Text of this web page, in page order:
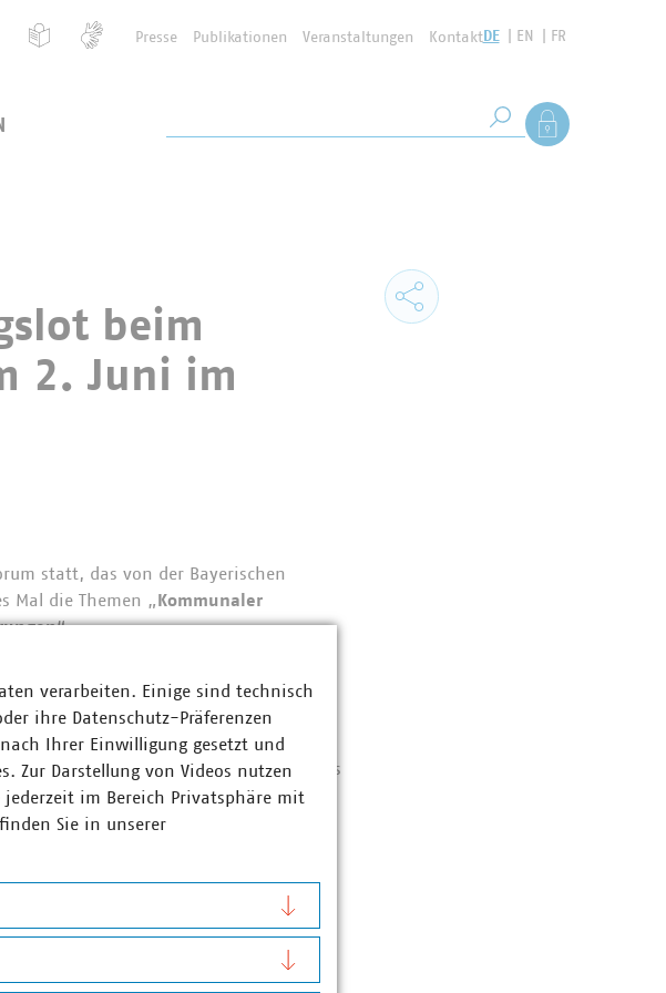
Presse Publikationen Veranstaltungen KontaktDE EN FR
Suche starten
Als Mitglied
beim
2. Juni im
statt, das von der Bayerischen
Mal die Themen „ Kommunaler
“.
Klimaanpassung oder Starkregen
formlose E-Mail an maluska(a)vku.de. Es
Möglichkeit zur Anmeldung finden Sie
verarbeiten. Einige sind technisch
ihre Datenschutz-Präferenzen
Ihrer Einwilligung gesetzt und
Zur Darstellung von Videos nutzen
im Bereich Privatsphäre mit
Sie in unserer